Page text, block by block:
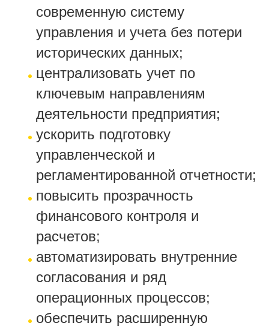
современную систему
управления и учета без потери
исторических данных;
централизовать учет по
ключевым направлениям
деятельности предприятия;
ускорить подготовку
управленческой и
регламентированной отчетности;
повысить прозрачность
финансового контроля и
расчетов;
автоматизировать внутренние
согласования и ряд
операционных процессов;
обеспечить расширенную